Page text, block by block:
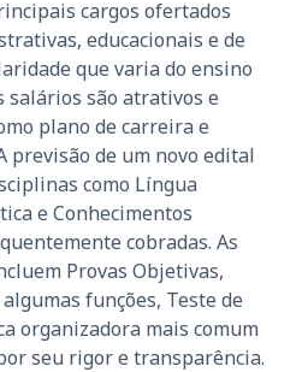
cargos ofertados
educacionais e de
que varia do ensino
salários são atrativos e
plano de carreira e
previsão de um novo edital
como Língua
e Conhecimentos
cobradas. As
Provas Objetivas,
funções, Teste de
organizadora mais comum
seu rigor e transparência.